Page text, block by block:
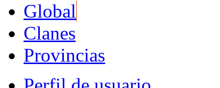
Global
Clanes
Provincias